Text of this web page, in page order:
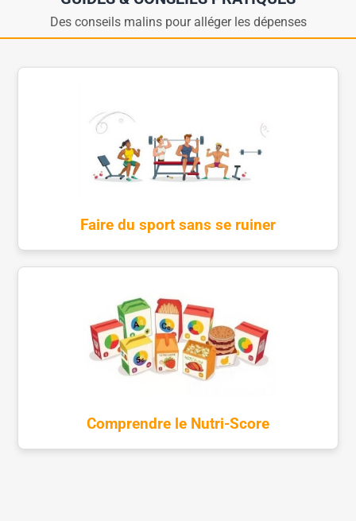
Des conseils malins pour alléger les dépenses
Faire du sport sans se ruiner
Comprendre le Nutri-Score